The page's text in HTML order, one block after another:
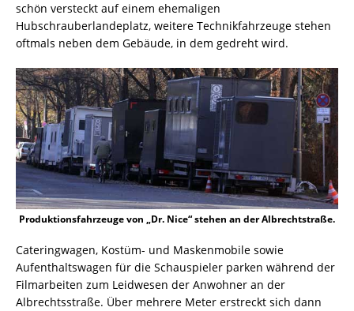
schön versteckt auf einem ehemaligen
Hubschrauberlandeplatz, weitere Technikfahrzeuge stehen
oftmals neben dem Gebäude, in dem gedreht wird.
Produktionsfahrzeuge von „Dr. Nice“ stehen an der Albrechtstraße.
Cateringwagen, Kostüm- und Maskenmobile sowie
Aufenthaltswagen für die Schauspieler parken während der
Filmarbeiten zum Leidwesen der Anwohner an der
Albrechtsstraße. Über mehrere Meter erstreckt sich dann